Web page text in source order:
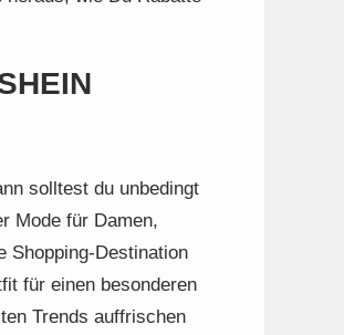
solltest du unbedingt
Mode für Damen,
Shopping-Destination
für einen besonderen
Trends auffrischen